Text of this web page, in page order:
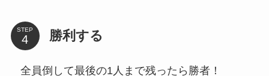
STEP 勝利する
全員倒して最後の1人まで残ったら勝者！